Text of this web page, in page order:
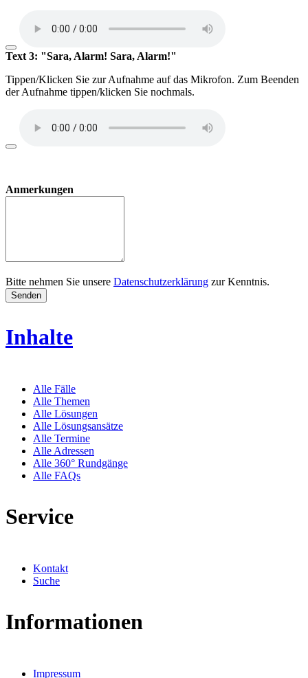
Text 3: "Sara, Alarm! Sara, Alarm!"
Tippen/Klicken Sie zur Aufnahme auf das Mikrofon. Zum Beenden
der Aufnahme tippen/klicken Sie nochmals.
Anmerkungen
Bitte nehmen Sie unsere Datenschutzerklärung zur Kenntnis.
Senden
Inhalte
Alle Fälle
Alle Themen
Alle Lösungen
Alle Lösungsansätze
Alle Termine
Alle Adressen
Alle 360° Rundgänge
Alle FAQs
Service
Kontakt
Suche
Informationen
Impressum